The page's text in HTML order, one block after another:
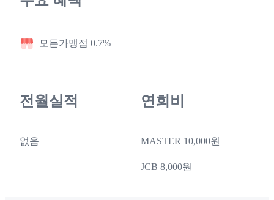
모든가맹점 0.7%
전월실적
없음
연회비
MASTER 10,000원
JCB 8,000원